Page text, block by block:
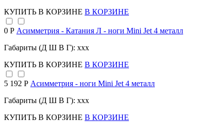
КУПИТЬ В КОРЗИНЕ В КОРЗИНЕ
0 Р Асимметрия - Катания Л - ноги Mini Jet 4 металл
Габариты (Д Ш В Г): xxx
КУПИТЬ В КОРЗИНЕ В КОРЗИНЕ
5 192 Р Асимметрия - ноги Mini Jet 4 металл
Габариты (Д Ш В Г): xxx
КУПИТЬ В КОРЗИНЕ В КОРЗИНЕ